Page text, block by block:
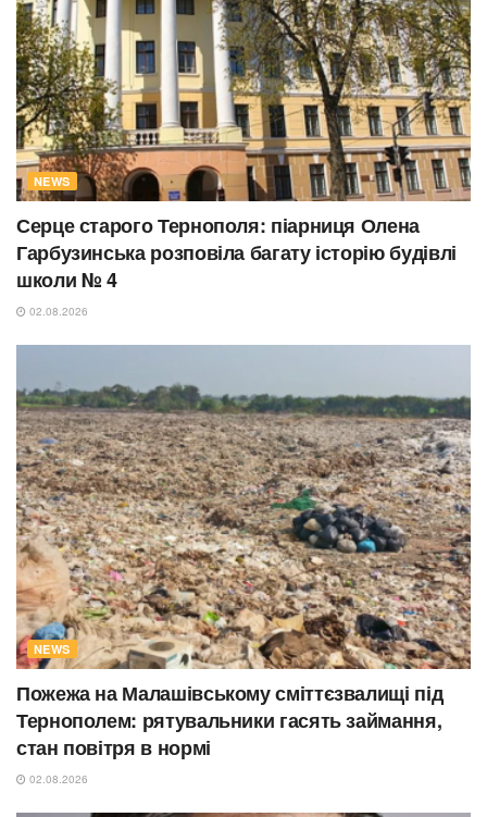
NEWS
Серце старого Тернополя: піарниця Олена
Гарбузинська розповіла багату історію будівлі
школи № 4
02.08.2026
NEWS
Пожежа на Малашівському сміттєзвалищі під
Тернополем: рятувальники гасять займання,
стан повітря в нормі
02.08.2026